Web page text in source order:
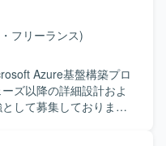
フリーランス)
Azure基盤構築プロ
ズ以降の詳細設計およ
して募集しておりま